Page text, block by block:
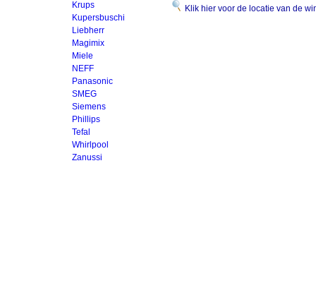
Krups
Kupersbuschi
Liebherr
Magimix
Miele
NEFF
Panasonic
SMEG
Siemens
Phillips
Tefal
Whirlpool
Zanussi
Klik hier voor de locatie van de